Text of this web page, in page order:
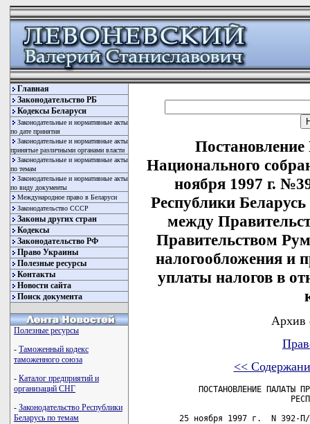
Главная
Законодательство РБ
Кодексы Беларуси
Законодательные и нормативные акты
по дате принятия
Законодательные и нормативные акты
принятые различными органами власти
Законодательные и нормативные акты
по темам
Законодательные и нормативные акты
по виду документы
Международное право в Беларуси
Законодательство СССР
Законы других стран
Кодексы
Законодательство РФ
Право Украины
Полезные ресурсы
Контакты
Новости сайта
Поиск документа
Полезные ресурсы
- Таможенный кодекс
таможенного союза
- Каталог предприятий и
организаций СНГ
- Законодательство Республики
Беларусь по темам
Национального
ноября 1997 г.
Республики
между
Правительством
налогообложения и
уплаты налогов в
Архив
<<
ПОСТАНОВЛЕНИЕ ПАЛАТЫ
25 ноября 1997 г.  N